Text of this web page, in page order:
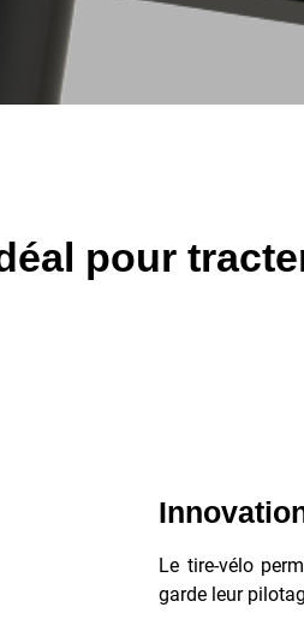
pour
Le tire-vélo
garde leur